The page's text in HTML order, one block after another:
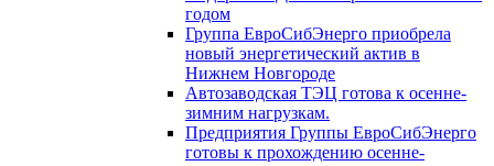
годом
Группа ЕвроСибЭнерго приобрела
новый энергетический актив в
Нижнем Новгороде
Автозаводская ТЭЦ готова к осенне-
зимним нагрузкам.
Предприятия Группы ЕвроСибЭнерго
готовы к прохождению осенне-